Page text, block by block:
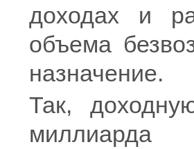
доходах и
объема
назначение.
Так,
миллиарда